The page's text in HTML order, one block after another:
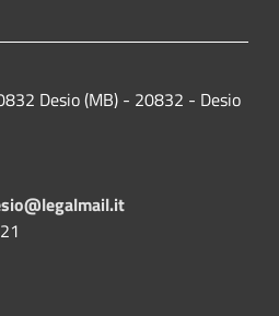
Desio (MB) - 20832 - Desio